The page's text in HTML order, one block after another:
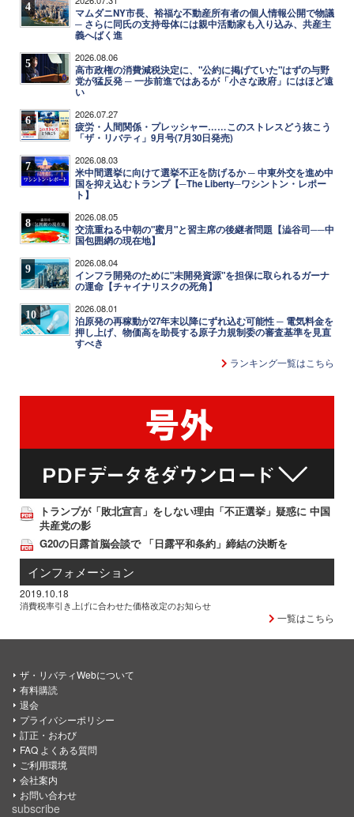
4
マムダニNY市長、裕福な不動産所有者の個人情報公開で物議
─ さらに同氏の支持母体には親中活動家も入り込み、共産主
義へばく進
5 2026.08.06
高市政権の消費減税決定に、"公約に掲げていた"はずの与野
党が猛反発 ─ 一歩前進ではあるが「小さな政府」にはほど遠
い
6 2026.07.27
疲労・人間関係・プレッシャー……このストレスどう抜こう
「ザ・リバティ」9月号(7月30日発売)
7 2026.08.03
米中間選挙に向けて選挙不正を防げるか ─ 中東外交を進め中
国を抑え込むトランプ【─The Liberty─ワシントン・レポー
ト】
8 2026.08.05
交流重ねる中朝の"蜜月"と習主席の後継者問題【澁谷司──中
国包囲網の現在地】
9 2026.08.04
インフラ開発のために"未開発資源"を担保に取られるガーナ
の運命【チャイナリスクの死角】
10 2026.08.01
泊原発の再稼動が27年末以降にずれ込む可能性 ─ 電気料金を
押し上げ、物価高を助長する原子力規制委の審査基準を見直
すべき
ランキング一覧はこちら
トランプが「敗北宣言」をしない理由「不正選挙」疑惑に 中国
共産党の影
G20の日露首脳会談で 「日露平和条約」締結の決断を
インフォメーション
2019.10.18
消費税率引き上げに合わせた価格改定のお知らせ
一覧はこちら
ザ・リバティWebについて
有料購読
退会
プライバシーポリシー
訂正・おわび
FAQ よくある質問
ご利用環境
会社案内
お問い合わせ
subscribe